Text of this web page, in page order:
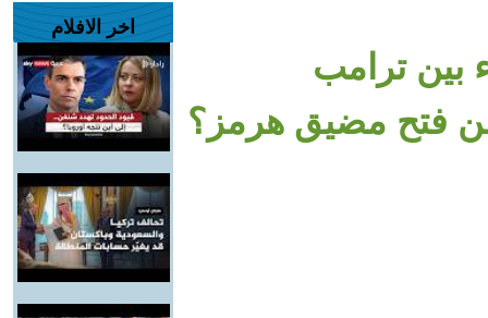
بين ترامب
عن فتح مضيق هرمز؟
اخر الافلام